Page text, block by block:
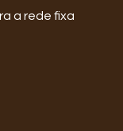
a rede fixa